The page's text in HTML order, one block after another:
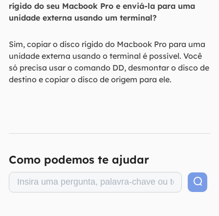
rígido do seu Macbook Pro e enviá-la para uma
unidade externa usando um terminal?
Sim, copiar o disco rígido do Macbook Pro para uma
unidade externa usando o terminal é possível. Você
só precisa usar o comando DD, desmontar o disco de
destino e copiar o disco de origem para ele.
Como podemos te ajudar